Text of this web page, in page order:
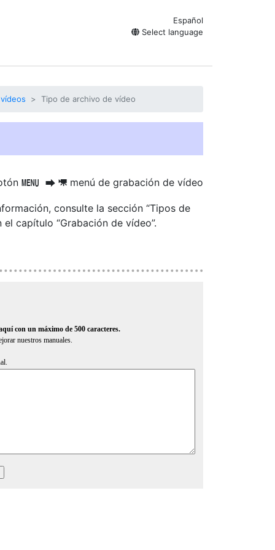
Español
Select language
Tipo de archivo de vídeo
G U 1 menú de grabación de vídeo
consulte la sección “Tipos de
el capítulo “Grabación de vídeo”.